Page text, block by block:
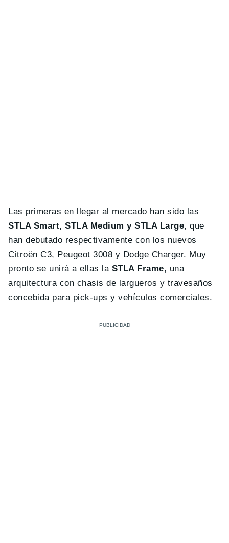
Las primeras en llegar al mercado han sido las
STLA Smart, STLA Medium y STLA Large, que
han debutado respectivamente con los nuevos
Citroën C3, Peugeot 3008 y Dodge Charger. Muy
pronto se unirá a ellas la STLA Frame, una
arquitectura con chasis de largueros y travesaños
concebida para pick-ups y vehículos comerciales.